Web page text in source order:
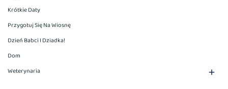
Krótkie Daty
Przygotuj Się Na Wiosnę
Dzień Babci I Dziadka!
Dom
Weterynaria
